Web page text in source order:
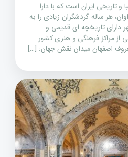
و تاریخی ایران است که با دارا
هر ساله گردشگران زیادی را به
تاریخچه ای قدیمی و
از مراکز فرهنگی و هنری کشور
اصفهان میدان نقش جهان: […]